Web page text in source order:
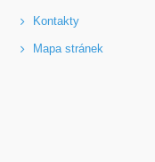
Kontakty
Mapa stránek